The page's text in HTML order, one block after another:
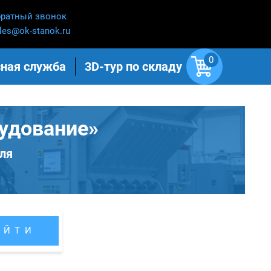
звонок
stanok.ru
служба 3D-тур по складу 0